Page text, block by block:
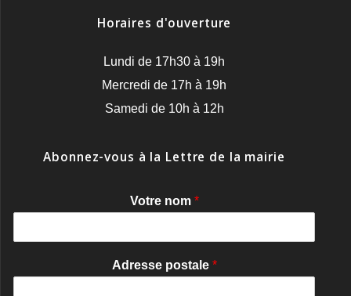
Horaires d'ouverture
Lundi de 17h30 à 19h
Mercredi de 17h à 19h
Samedi de 10h à 12h
Abonnez-vous à la Lettre de la mairie
Votre nom *
Adresse postale *